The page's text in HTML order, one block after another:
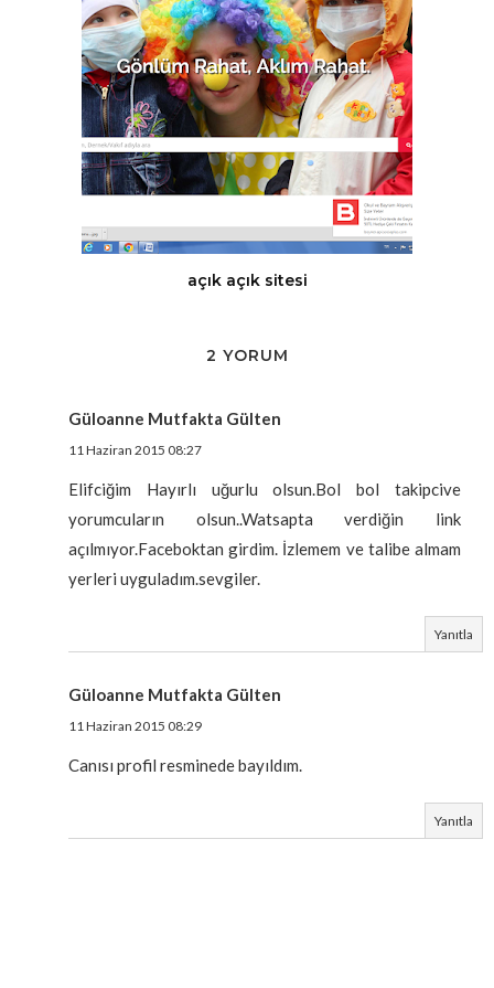
açık açık sitesi
2 YORUM
Güloanne Mutfakta Gülten
11 Haziran 2015 08:27
Elifciğim Hayırlı uğurlu olsun.Bol bol takipcive
yorumcuların olsun..Watsapta verdiğin link
açılmıyor.Faceboktan girdim. İzlemem ve talibe almam
yerleri uyguladım.sevgiler.
Yanıtla
Güloanne Mutfakta Gülten
11 Haziran 2015 08:29
Canısı profil resminede bayıldım.
Yanıtla